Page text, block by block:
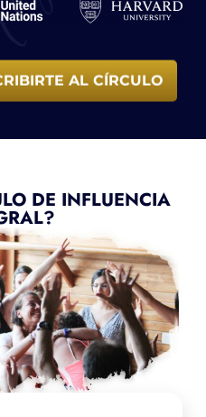
AL CÍRCULO
DE INFLUENCIA